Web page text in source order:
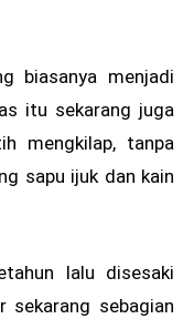
biasanya menjadi
itu sekarang juga
mengkilap, tanpa
sapu ijuk dan kain
lalu disesaki
sekarang sebagian